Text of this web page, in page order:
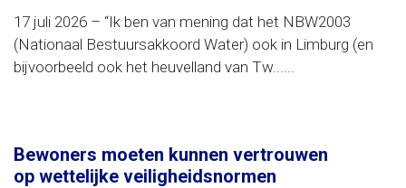
17 juli 2026 – “Ik ben van mening dat het NBW2003
(Nationaal Bestuursakkoord Water) ook in Limburg (en
bijvoorbeeld ook het heuvelland van Tw......
Bewoners moeten kunnen vertrouwen
op wettelijke veiligheidsnormen